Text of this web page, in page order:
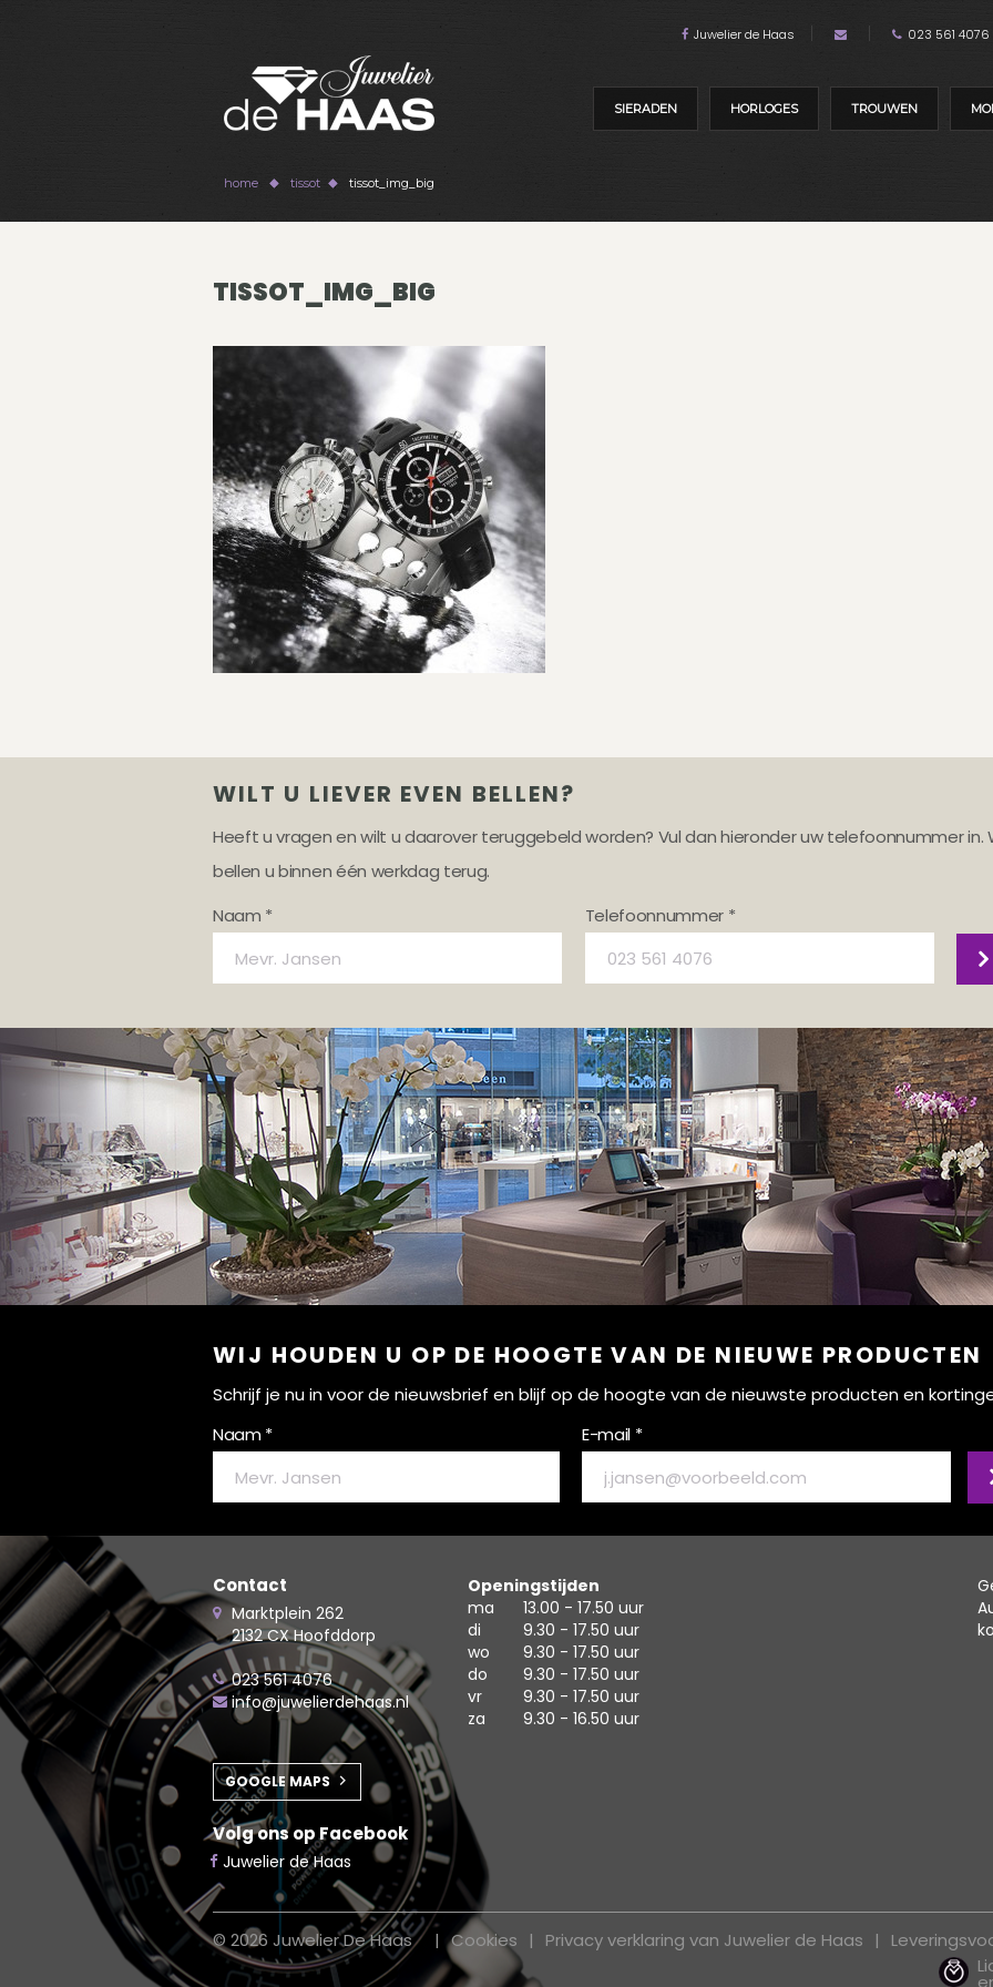
Juwelier de Haas 023 561 4076
SIERADEN HORLOGES TROUWEN
home tissot tissot_img_big
TISSOT_IMG_BIG
WILT U LIEVER EVEN BELLEN?
Heeft u vragen en wilt u daarover teruggebeld worden? Vul dan hieronder uw telefoonnummer in.
bellen u binnen één werkdag terug.
Naam *
Telefoonnummer *
WIJ HOUDEN U OP DE HOOGTE VAN DE NIEUWE PRODUCTEN
Schrijf je nu in voor de nieuwsbrief en blijf op de hoogte van de nieuwste producten en
Naam *
E-mail *
Contact
Marktplein 262
2132 CX Hoofddorp
023 561 4076
info@juwelierdehaas.nl
GOOGLE MAPS
Volg ons op Facebook
Juwelier de Haas
Openingstijden
ma
13.00 - 17.50 uur
di
9.30 - 17.50 uur
wo
9.30 - 17.50 uur
do
9.30 - 17.50 uur
vr
9.30 - 17.50 uur
za
9.30 - 16.50 uur
© 2026 Juwelier De Haas Cookies Privacy verklaring van Juwelier de Haas